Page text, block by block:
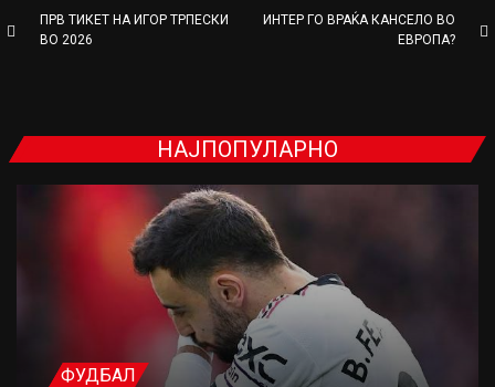
ПРВ ТИКЕТ НА ИГОР ТРПЕСКИ
ВО 2026
ИНТЕР ГО ВРАЌА КАНСЕЛО ВО
ЕВРОПА?
НАЈПОПУЛАРНО
ФУДБАЛ